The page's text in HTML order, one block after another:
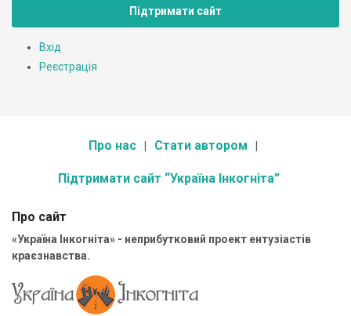
Підтримати сайт
Вхід
Реєстрація
Про нас Стати автором
Підтримати сайт “Україна Інкогніта”
Про сайт
«Україна Інкогніта» - неприбутковий проект ентузіастів
краєзнавства.